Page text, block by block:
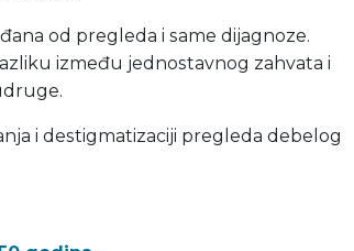
od pregleda i same dijagnoze.
između jednostavnog zahvata i
i destigmatizaciji pregleda debelog